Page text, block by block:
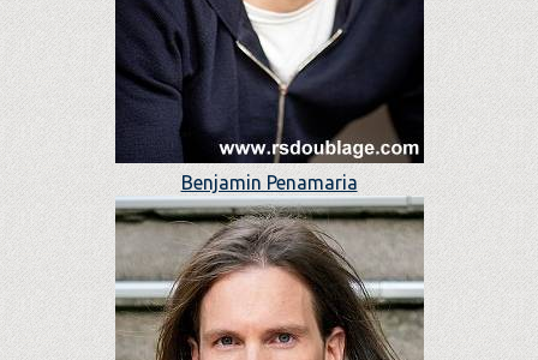
Benjamin Penamaria